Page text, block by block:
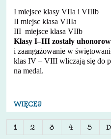
I miejsce klasy VIIa i VIIIb
II miejsc klasa VIIIa
III miejsce klasa VIIb
Klasy I–III zostały
i zaangażowanie w
klas IV – VIII wliczają się do
na medal.
WIĘCEJ
1 2 3 4 5